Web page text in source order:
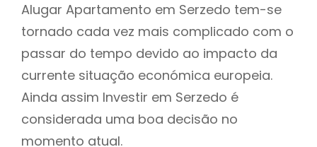
Alugar Apartamento em Serzedo tem-se
tornado cada vez mais complicado com o
passar do tempo devido ao impacto da
currente situação económica europeia.
Ainda assim Investir em Serzedo é
considerada uma boa decisão no
momento atual.